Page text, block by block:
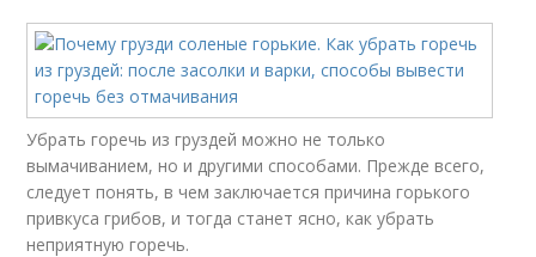
Убрать горечь из груздей можно не только
вымачиванием, но и другими способами. Прежде всего,
следует понять, в чем заключается причина горького
привкуса грибов, и тогда станет ясно, как убрать
неприятную горечь.